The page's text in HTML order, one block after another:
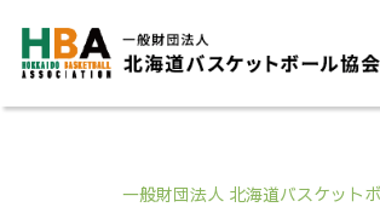
一般財団法人 北海道バスケット